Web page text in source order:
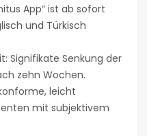
App“ ist ab sofort
und Türkisch
Signifikate Senkung der
zehn Wochen.
leicht
mit subjektivem